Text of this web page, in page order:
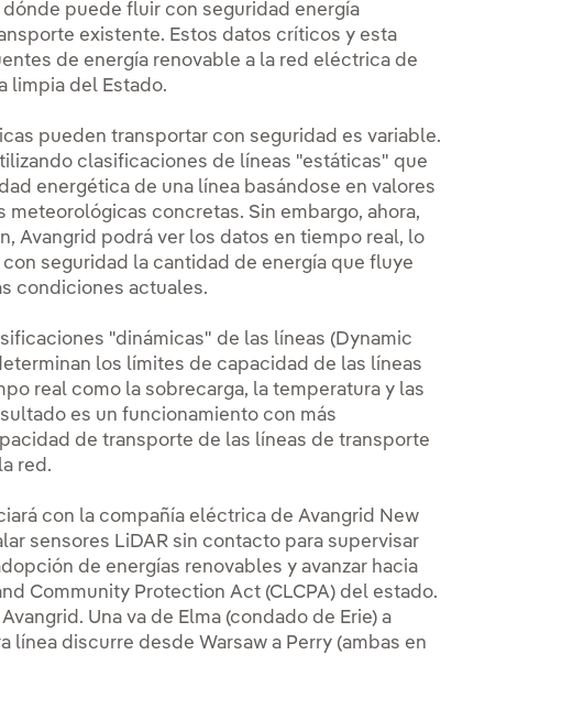
puede fluir con seguridad energía
existente. Estos datos críticos y esta
de energía renovable a la red eléctrica de
limpia del Estado.
pueden transportar con seguridad es variable.
clasificaciones de líneas "estáticas" que
energética de una línea basándose en valores
concretas. Sin embargo, ahora,
Avangrid podrá ver los datos en tiempo real, lo
seguridad la cantidad de energía que fluye
condiciones actuales.
"dinámicas" de las líneas (Dynamic
los límites de capacidad de las líneas
real como la sobrecarga, la temperatura y las
es un funcionamiento con más
de transporte de las líneas de transporte
red.
con la compañía eléctrica de Avangrid New
sensores LiDAR sin contacto para supervisar
de energías renovables y avanzar hacia
Community Protection Act (CLCPA) del estado.
Una va de Elma (condado de Erie) a
línea discurre desde Warsaw a Perry (ambas en